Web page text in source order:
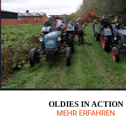
OLDIES IN ACTION
MEHR ERFAHREN